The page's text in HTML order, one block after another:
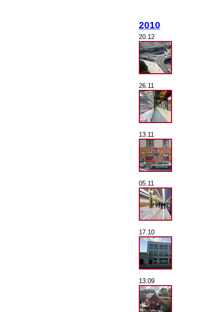
2010
20.12
26.11
13.11
05.11
17.10
13.09